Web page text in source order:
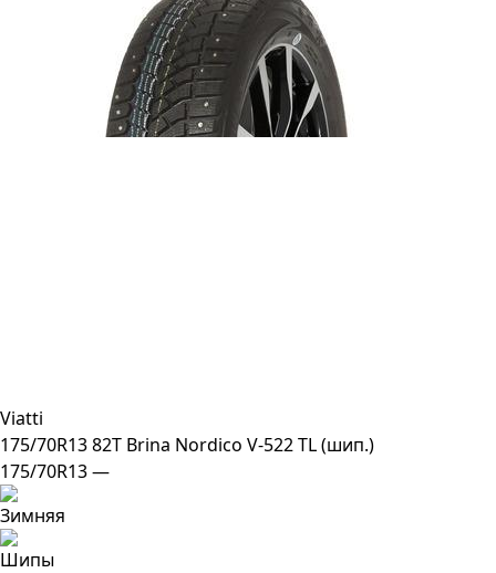
Viatti
175/70R13 82T Brina Nordico V-522 TL (шип.)
175/70R13 —